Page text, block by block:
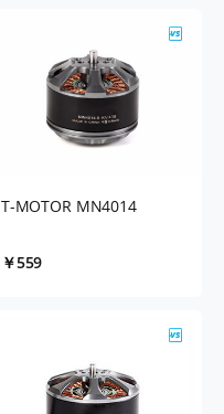
T-MOTOR MN4014
￥559